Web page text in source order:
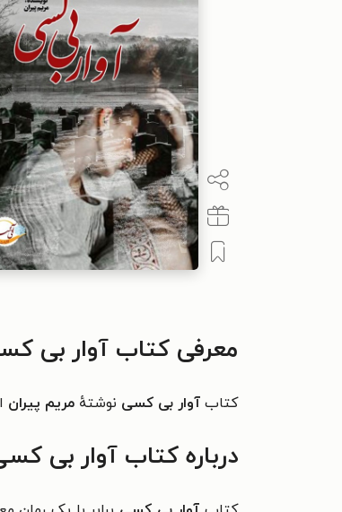
معرفی کتاب آوار بی
کتاب آوار بی کسی نوشتهٔ مریم پیران
درباره کتاب آوار بی